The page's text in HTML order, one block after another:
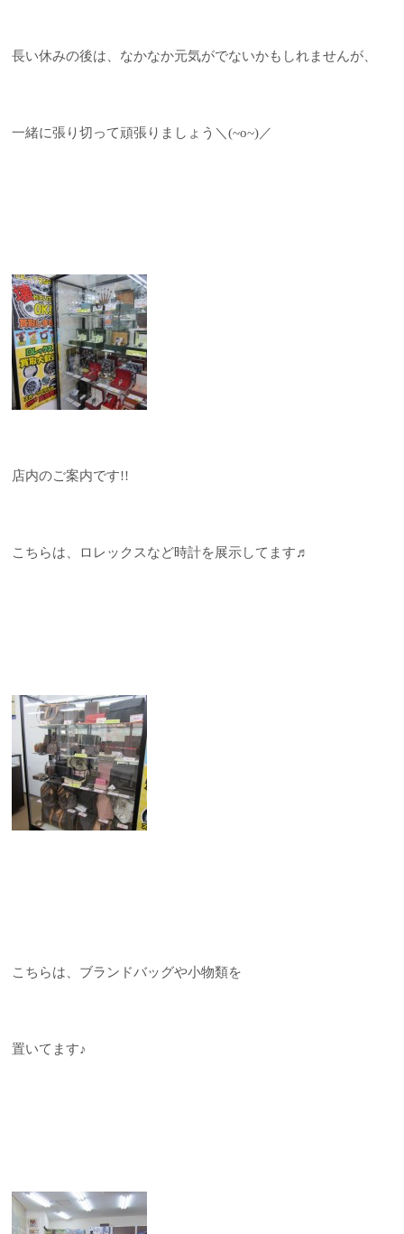
長い休みの後は、なかなか元気がでないかもしれませんが、
一緒に張り切って頑張りましょう＼(~o~)／
店内のご案内です!!
こちらは、ロレックスなど時計を展示してます♬
こちらは、ブランドバッグや小物類を
置いてます♪